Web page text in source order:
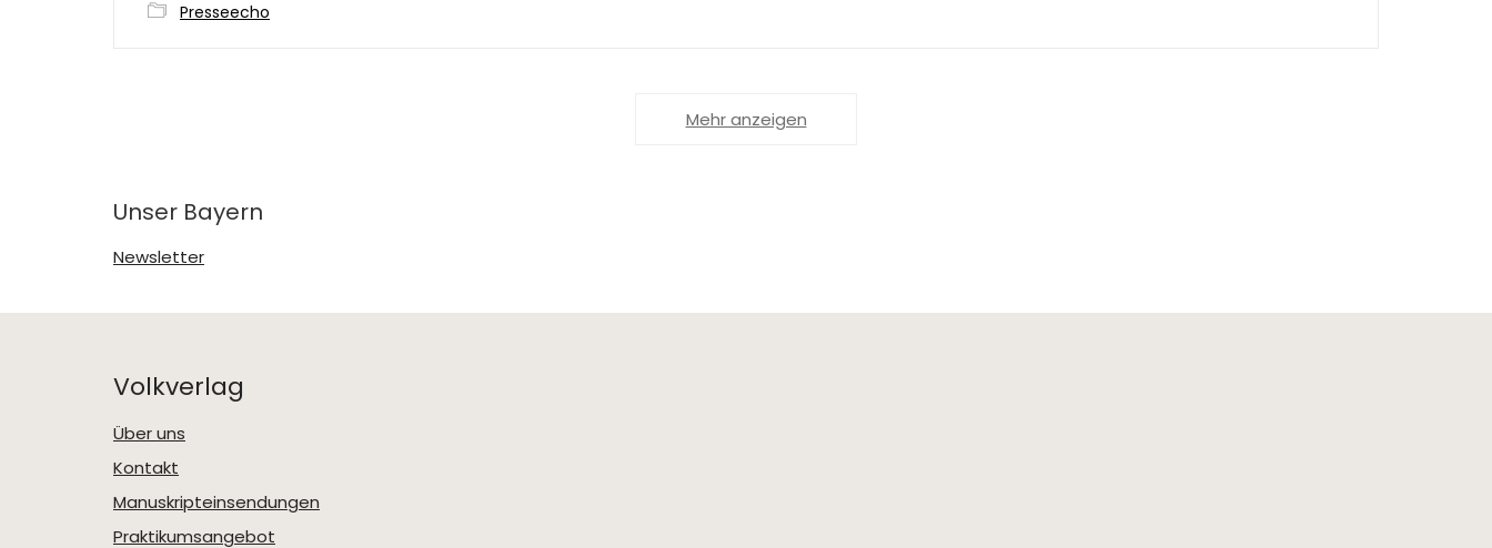
Presseecho
Mehr anzeigen
Unser Bayern
Newsletter
Volkverlag
Über uns
Kontakt
Manuskripteinsendungen
Praktikumsangebot